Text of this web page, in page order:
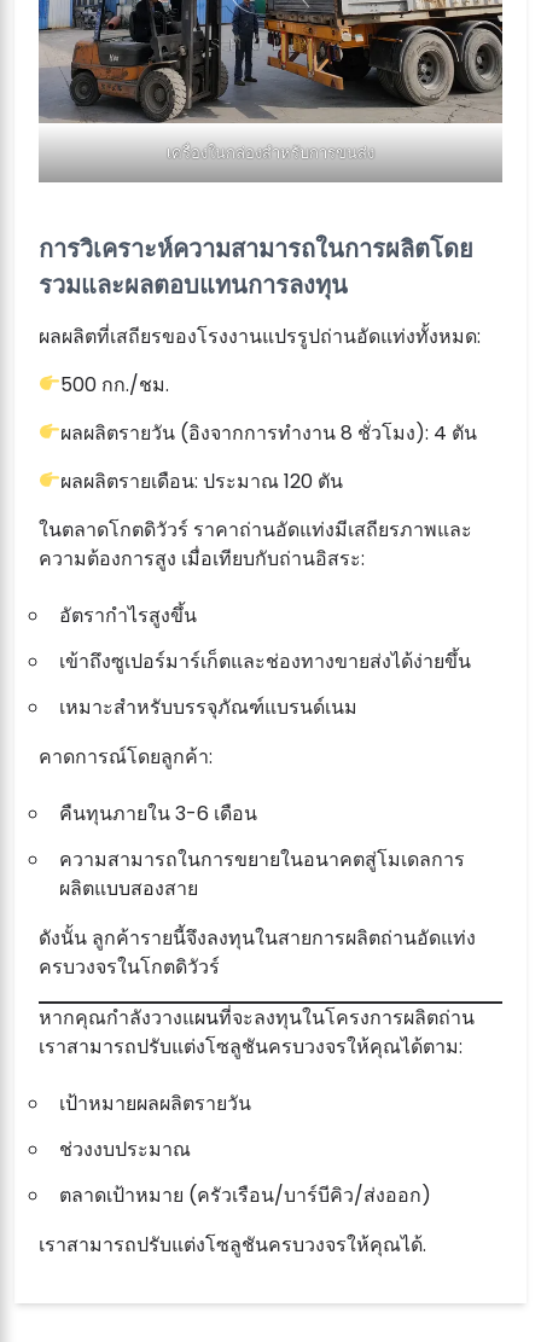
เครื่องในกล่องสำหรับการขนส่ง
การวิเคราะห์ความสามารถในการผลิตโดย
รวมและผลตอบแทนการลงทุน
ผลผลิตที่เสถียรของโรงงานแปรรูปถ่านอัดแท่งทั้งหมด:
500 กก./ชม.
ผลผลิตรายวัน (อิงจากการทำงาน 8 ชั่วโมง): 4 ตัน
ผลผลิตรายเดือน: ประมาณ 120 ตัน
ในตลาดโกตดิวัวร์ ราคาถ่านอัดแท่งมีเสถียรภาพและ
ความต้องการสูง เมื่อเทียบกับถ่านอิสระ:
อัตรากำไรสูงขึ้น
เข้าถึงซูเปอร์มาร์เก็ตและช่องทางขายส่งได้ง่ายขึ้น
เหมาะสำหรับบรรจุภัณฑ์แบรนด์เนม
คาดการณ์โดยลูกค้า:
คืนทุนภายใน 3-6 เดือน
ความสามารถในการขยายในอนาคตสู่โมเดลการ
ผลิตแบบสองสาย
ดังนั้น ลูกค้ารายนี้จึงลงทุนในสายการผลิตถ่านอัดแท่ง
ครบวงจรในโกตดิวัวร์
หากคุณกำลังวางแผนที่จะลงทุนในโครงการผลิตถ่าน
เราสามารถปรับแต่งโซลูชันครบวงจรให้คุณได้ตาม:
เป้าหมายผลผลิตรายวัน
ช่วงงบประมาณ
ตลาดเป้าหมาย (ครัวเรือน/บาร์บีคิว/ส่งออก)
เราสามารถปรับแต่งโซลูชันครบวงจรให้คุณได้.